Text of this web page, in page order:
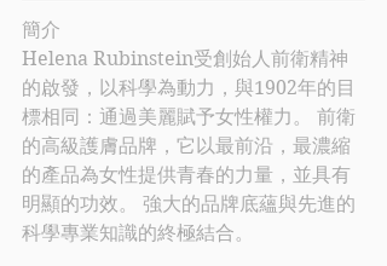
簡介
Helena Rubinstein受創始人前衛精神
的啟發，以科學為動力，與1902年的目
標相同：通過美麗賦予女性權力。 前衛
的高級護膚品牌，它以最前沿，最濃縮
的產品為女性提供青春的力量，並具有
明顯的功效。 強大的品牌底蘊與先進的
科學專業知識的終極結合。